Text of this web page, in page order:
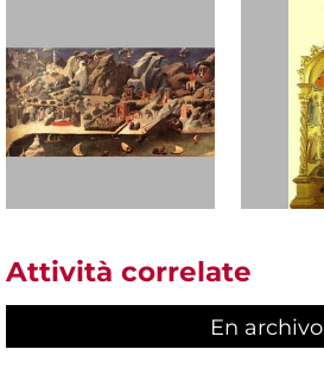
Attività correlate
En archivo